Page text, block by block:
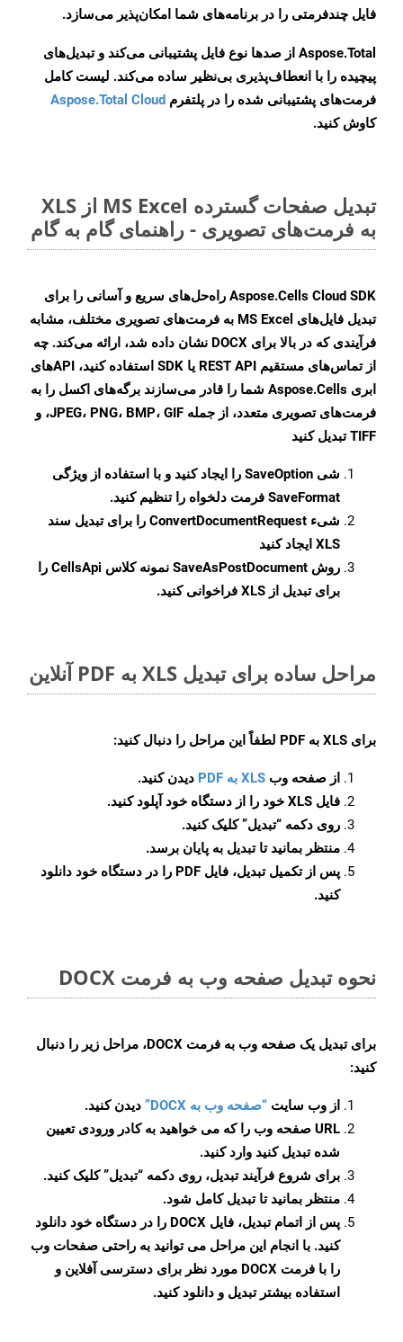
فایل چندفرمتی را در برنامه‌های شما امکان‌پذیر می‌سازد.
Aspose.Total از صدها نوع فایل پشتیبانی می‌کند و تبدیل‌های
پیچیده را با انعطاف‌پذیری بی‌نظیر ساده می‌کند. لیست کامل
فرمت‌های پشتیبانی شده را در پلتفرم Aspose.Total Cloud
کاوش کنید.
تبدیل صفحات گسترده MS Excel از XLS
به فرمت‌های تصویری - راهنمای گام به گام
Aspose.Cells Cloud SDK راه‌حل‌های سریع و آسانی را برای
تبدیل فایل‌های MS Excel به فرمت‌های تصویری مختلف، مشابه
فرآیندی که در بالا برای DOCX نشان داده شد، ارائه می‌کند. چه
از تماس‌های مستقیم REST API یا SDK استفاده کنید، APIهای
ابری Aspose.Cells شما را قادر می‌سازند برگه‌های اکسل را به
فرمت‌های تصویری متعدد، از جمله JPEG، PNG، BMP، GIF، و
TIFF تبدیل کنید
شی SaveOption را ایجاد کنید و با استفاده از ویژگی
SaveFormat فرمت دلخواه را تنظیم کنید.
شیء ConvertDocumentRequest را برای تبدیل سند
XLS ایجاد کنید
روش SaveAsPostDocument
نمونه کلاس CellsApi را
برای تبدیل از XLS فراخوانی کنید.
مراحل ساده برای تبدیل XLS به PDF آنلاین
برای XLS به PDF لطفاً این مراحل را دنبال کنید:
از صفحه وب XLS به PDF
دیدن کنید.
فایل XLS خود را از دستگاه خود آپلود کنید.
روی دکمه “تبدیل”کلیک کنید.
منتظر بمانید تا تبدیل به پایان برسد.
پس از تکمیل تبدیل، فایل PDF را در دستگاه خود دانلود
کنید.
نحوه تبدیل صفحه وب به فرمت DOCX
برای تبدیل یک صفحه وب به فرمت DOCX، مراحل زیر را دنبال
کنید:
از وب سایت “صفحه وب به DOCX”
دیدن کنید.
URL صفحه وب را که می خواهید به کادر ورودی تعیین
شده تبدیل کنید وارد کنید.
برای شروع فرآیند تبدیل، روی دکمه “تبدیل” کلیک کنید.
منتظر بمانید تا تبدیل کامل شود.
پس از اتمام تبدیل، فایل DOCX را در دستگاه خود دانلود
کنید. با انجام این مراحل می توانید به راحتی صفحات وب
را با فرمت DOCX مورد نظر برای دسترسی آفلاین و
استفاده بیشتر تبدیل و دانلود کنید.